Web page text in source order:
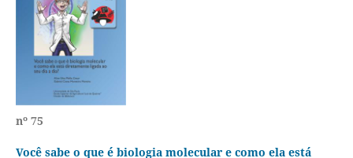
nº 75
Você sabe o que é biologia molecular e como ela está